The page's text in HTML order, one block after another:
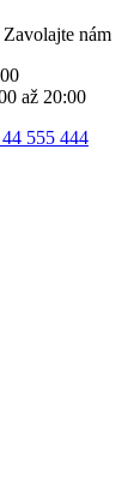
nám
až 20:00
555 444